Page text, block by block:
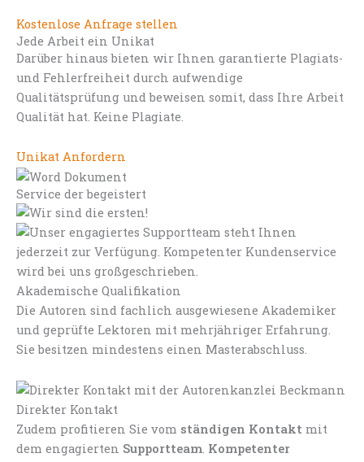
Kostenlose Anfrage stellen
Jede Arbeit ein Unikat
Darüber hinaus bieten wir Ihnen garantierte Plagiats-
und Fehlerfreiheit durch aufwendige
Qualitätsprüfung und beweisen somit, dass Ihre Arbeit
Qualität hat. Keine Plagiate.
Unikat Anfordern
Service der begeistert
Akademische Qualifikation
Die Autoren sind fachlich ausgewiesene Akademiker
und geprüfte Lektoren mit mehrjähriger Erfahrung.
Sie besitzen mindestens einen Masterabschluss.
Direkter Kontakt
Zudem profitieren Sie vom ständigen Kontakt mit
dem engagierten Supportteam. Kompetenter